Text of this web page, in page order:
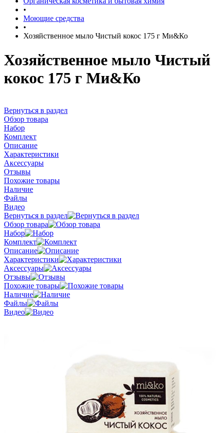
•
Моющие средства
•
Хозяйственное мыло Чистый кокос 175 г Ми&Ко
Хозяйственное мыло Чистый
кокос 175 г Ми&Ко
Вернуться в раздел
Обзор товара
Набор
Комплект
Описание
Характеристики
Аксессуары
Отзывы
Похожие товары
Наличие
Файлы
Видео
Вернуться в раздел
Обзор товара
Набор
Комплект
Описание
Характеристики
Аксессуары
Отзывы
Похожие товары
Наличие
Файлы
Видео